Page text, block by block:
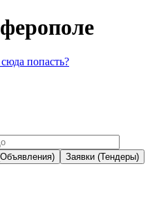
попасть?
Заявки (Тендеры)